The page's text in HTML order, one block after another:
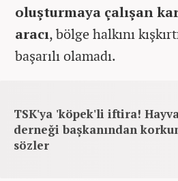
oluşturmaya çalışan
aracı, bölge halkını
başarılı olamadı.
TSK'ya 'köpek'li iftira!
derneği başkanından
sözler